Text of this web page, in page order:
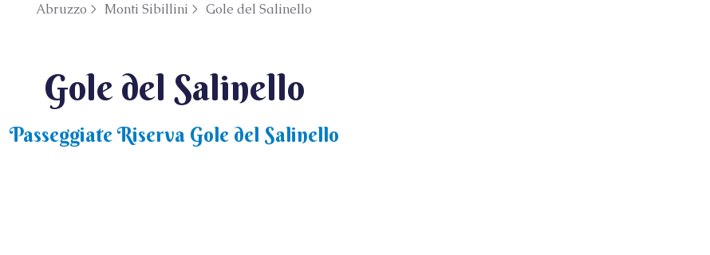
Abruzzo > Monti Sibillini > Gole del Salinello
Gole del Salinello
Passeggiate Riserva Gole del Salinello